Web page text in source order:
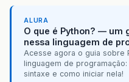
ALURA
O que é Python? — um
nessa linguagem de
Acesse agora o guia sobre
linguagem de
sintaxe e como iniciar nela!